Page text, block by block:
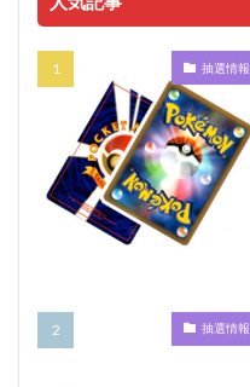
抽選情報
抽選情報